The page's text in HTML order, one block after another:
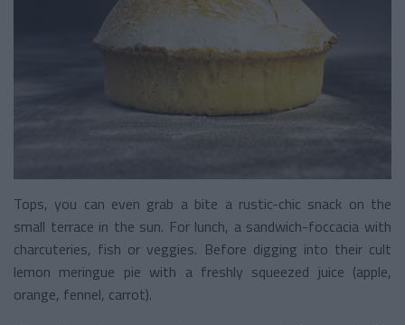
Tops, you can even grab a bite a rustic-chic snack on the
small terrace in the sun. For lunch, a sandwich-foccacia with
charcuteries, fish or veggies. Before digging into their cult
lemon meringue pie with a freshly squeezed juice (apple,
orange, fennel, carrot).